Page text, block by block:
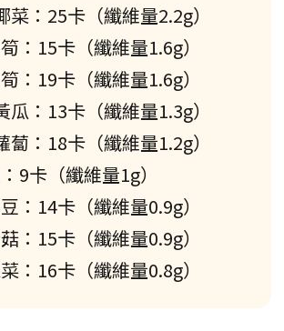
菜：25卡（纖維量2.2g）
：15卡（纖維量1.6g）
：19卡（纖維量1.6g）
瓜：13卡（纖維量1.3g）
蔔：18卡（纖維量1.2g）
9卡（纖維量1g）
：14卡（纖維量0.9g）
：15卡（纖維量0.9g）
：16卡（纖維量0.8g）